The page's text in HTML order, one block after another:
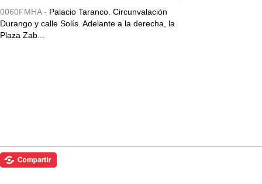
0060FMHA - Palacio Taranco. Circunvalación
Durango y calle Solís. Adelante a la derecha, la
Plaza Zab...